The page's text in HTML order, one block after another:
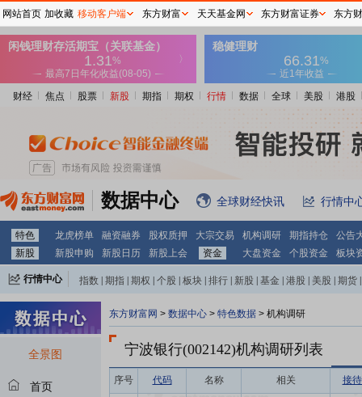
财经 焦点 股票 新股 期指 期权 行情 数据 全球 美股 港股
数据中心 全球财经快讯 行情中
特色 龙虎榜单 融资融券 股权质押 大宗交易 机构调研 期指持仓
公告
新股
新股申购 新股日历 新股上会 资金 大盘资金 个股资金 板块
行情中心 指数 期指 期权 个股 板块 排行 新股 基金 港股 美股 期货
全景图
首页
东方财富网 > 数据中心 > 特色数据 > 机构调研
宁波银行(002142)机构调研列表
序号 代码 名称 相关 接
网站首页 加收藏 移动客户端 东方财富 天天基金网 东方财富证券 东方